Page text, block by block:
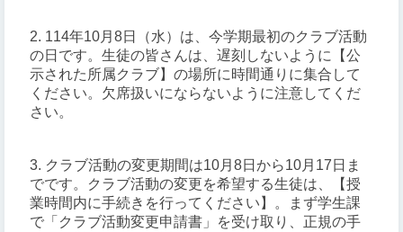
2. 114年10月8日（水）は、今学期最初のクラブ活動
の日です。生徒の皆さんは、遅刻しないように【公
示された所属クラブ】の場所に時間通りに集合して
ください。欠席扱いにならないように注意してくだ
さい。
3. クラブ活動の変更期間は10月8日から10月17日ま
でです。クラブ活動の変更を希望する生徒は、【授
業時間内に手続きを行ってください】。まず学生課
で「クラブ活動変更申請書」を受け取り、正規の手